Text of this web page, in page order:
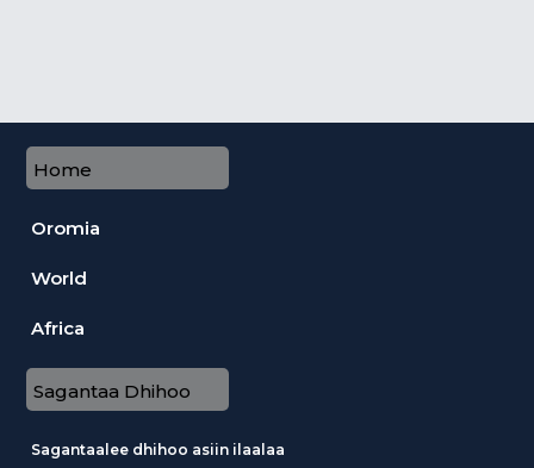
Home
Oromia
World
Africa
Sagantaa Dhihoo
Sagantaalee dhihoo asiin ilaalaa